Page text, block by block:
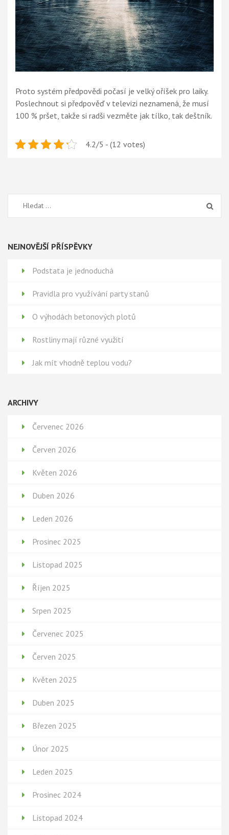
Proto systém předpovědi počasí je velký oříšek pro laiky.
Poslechnout si předpověď v televizi neznamená, že musí
100 % pršet, takže si radši vezměte jak tílko, tak deštník.
4.2/5 - (12 votes)
Vyhledávání
NEJNOVĚJŠÍ PŘÍSPĚVKY
Podstata je jednoduchá
Pravidla pro využívání party stanů
O výhodách betonových plotů
Rostliny mají různé využití
Jak mít vhodně teplou vodu?
ARCHIVY
Červenec 2026
Červen 2026
Květen 2026
Duben 2026
Leden 2026
Prosinec 2025
Listopad 2025
Říjen 2025
Srpen 2025
Červenec 2025
Červen 2025
Květen 2025
Duben 2025
Březen 2025
Únor 2025
Leden 2025
Prosinec 2024
Listopad 2024